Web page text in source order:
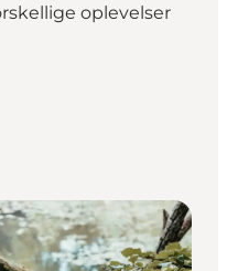
oplevelser
Naturpark on_map